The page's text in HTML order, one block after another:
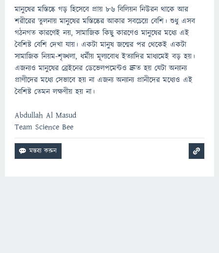
মানুষের মস্তিষ্কে গড় হিসেবে প্রায় ৮৬ বিলিয়ন নিউরন থাকে আর
শরীরের তুলনায় মানুষের মস্তিষ্কের আকার সবচেয়ে বেশি। শুধু এসব
গঠনগত কারণেই নয়, সামাজিক কিছু কারণেও মানুষের মধ্যে এই
বৈশিষ্ট বেশি দেখা যায়। একটা মানুষ জন্মের পর থেকেই একটা
সামাজিক নিয়ম-শৃঙ্খলা, ধর্মীয় মূল্যবোধ ইত্যাদির মাধ্যমেই বড় হয়।
এজন্যও মানুষের ব্রেইনের ডেভেলপমেন্টও দ্রুত হয় যেটা অন্যান্য
প্রাণীদের মধ্যে সেভাবে হয় না এজন্য অন্যান্য প্রানীদের মধ্যেও এই
বৈশিষ্ট তেমন লক্ষণীয় হয় না।
Abdullah Al Masud
Team Science Bee